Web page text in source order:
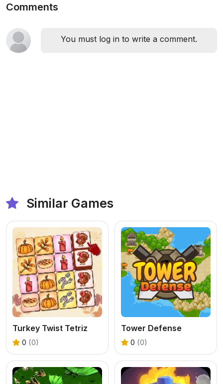
Comments
You must log in to write a comment.
Similar Games
Turkey Twist Tetriz
0 (0)
Tower Defense
0 (0)